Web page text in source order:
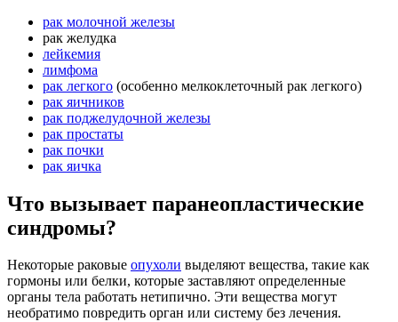
рак молочной железы
рак желудка
лейкемия
лимфома
рак легкого (особенно мелкоклеточный рак легкого)
рак яичников
рак поджелудочной железы
рак простаты
рак почки
рак яичка
Что вызывает паранеопластические
синдромы?
Некоторые раковые опухоли выделяют вещества, такие как
гормоны или белки, которые заставляют определенные
органы тела работать нетипично. Эти вещества могут
необратимо повредить орган или систему без лечения.